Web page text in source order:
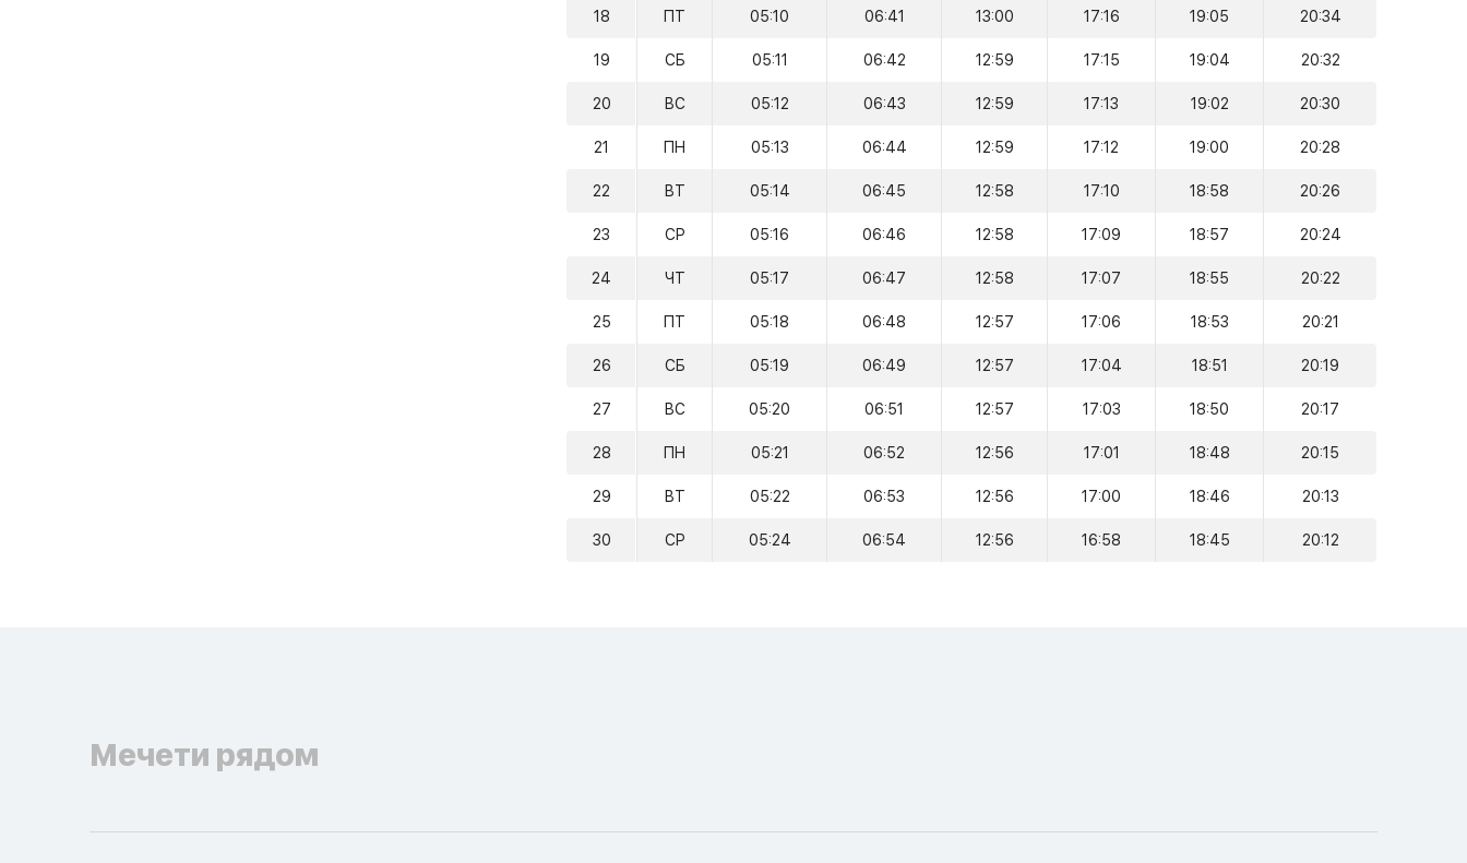
18 ПТ 05:10 06:41 13:00 17:16 19:05 20:34
19 СБ 05:11 06:42 12:59 17:15 19:04 20:32
20 ВС 05:12 06:43 12:59 17:13 19:02 20:30
21 ПН 05:13 06:44 12:59 17:12 19:00 20:28
22 ВТ 05:14 06:45 12:58 17:10 18:58 20:26
23 СР 05:16 06:46 12:58 17:09 18:57 20:24
24 ЧТ 05:17 06:47 12:58 17:07 18:55 20:22
25 ПТ 05:18 06:48 12:57 17:06 18:53 20:21
26 СБ 05:19 06:49 12:57 17:04 18:51 20:19
27 ВС 05:20 06:51 12:57 17:03 18:50 20:17
28 ПН 05:21 06:52 12:56 17:01 18:48 20:15
29 ВТ 05:22 06:53 12:56 17:00 18:46 20:13
30 СР 05:24 06:54 12:56 16:58 18:45 20:12
Мечети рядом